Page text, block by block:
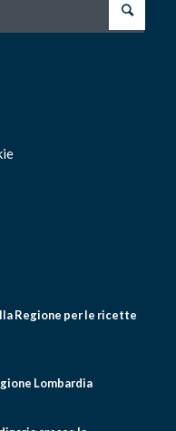
Regione per le ricette
Lombardia